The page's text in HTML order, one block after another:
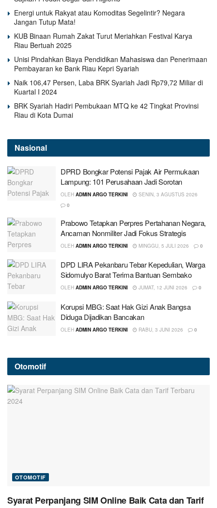
Energi untuk Rakyat atau Komoditas Segelintir? Negara
Jangan Tutup Mata!
KUB Binaan Rumah Zakat Turut Meriahkan Festival Karya
Riau Bertuah 2025
Unisi Pindahkan Biaya Pendidikan Mahasiswa dan Penerimaan
Pembayaran ke Bank Riau Kepri Syariah
Naik 106,47 Persen, Laba BRK Syariah Jadi Rp79,72 Miliar di
Kuartal I 2024
BRK Syariah Hadiri Pembukaan MTQ ke 42 Tingkat Provinsi
Riau di Kota Dumai
Nasional
DPRD Bongkar Potensi Pajak Air Permukaan
Lampung: 101 Perusahaan Jadi Sorotan
OLEH ADMIN ARGO TERKINI
SENIN, 3 AGUSTUS 2026
0
Prabowo Tetapkan Perpres Pertahanan Negara,
Ancaman Nonmiliter Jadi Fokus Strategis
OLEH ADMIN ARGO TERKINI MINGGU, 5 JULI 2026 0
DPD LIRA Pekanbaru Tebar Kepedulian, Warga
Sidomulyo Barat Terima Bantuan Sembako
OLEH ADMIN ARGO TERKINI JUMAT, 12 JUNI 2026 0
Korupsi MBG: Saat Hak Gizi Anak Bangsa
Diduga Dijadikan Bancakan
OLEH ADMIN ARGO TERKINI RABU, 3 JUNI 2026 0
Otomotif
OTOMOTIF
Syarat Perpanjang SIM Online Baik Cata dan Tarif